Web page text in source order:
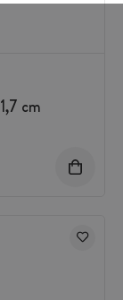
cm